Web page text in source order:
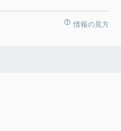
情報の見方